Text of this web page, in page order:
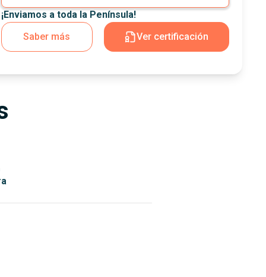
¡Enviamos a toda la Península!
Saber más
Ver certificación